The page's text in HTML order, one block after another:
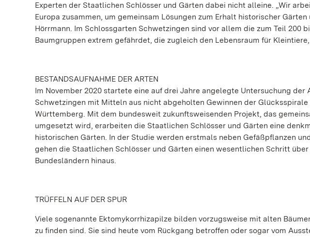
Experten der Staatlichen Schlösser und Gärten dabei nicht alleine. „Wir
Europa zusammen, um gemeinsam Lösungen zum Erhalt historischer
Hörrmann. Im Schlossgarten Schwetzingen sind vor allem die zum Teil 200
Baumgruppen extrem gefährdet, die zugleich den Lebensraum für
BESTANDSAUFNAHME DER ARTEN
Im November 2020 startete eine auf drei Jahre angelegte Untersuchung
Schwetzingen mit Mitteln aus nicht abgeholten Gewinnen der
Württemberg. Mit dem bundesweit zukunftsweisenden Projekt, das
umgesetzt wird, erarbeiten die Staatlichen Schlösser und Gärten eine
historischen Gärten. In der Studie werden erstmals neben Gefäßpflanzen
gehen die Staatlichen Schlösser und Gärten einen wesentlichen Schritt
Bundesländern hinaus.
TRÜFFELN AUF DER SPUR
Viele sogenannte Ektomykorrhizapilze bilden vorzugsweise mit alten
zu finden sind. Sie sind heute vom Rückgang betroffen oder sogar vom